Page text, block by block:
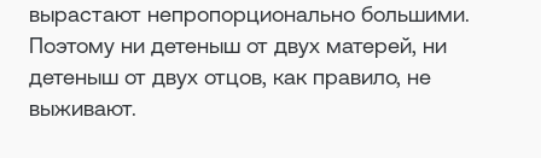
вырастают непропорционально большими.
Поэтому ни детеныш от двух матерей, ни
детеныш от двух отцов, как правило, не
выживают.